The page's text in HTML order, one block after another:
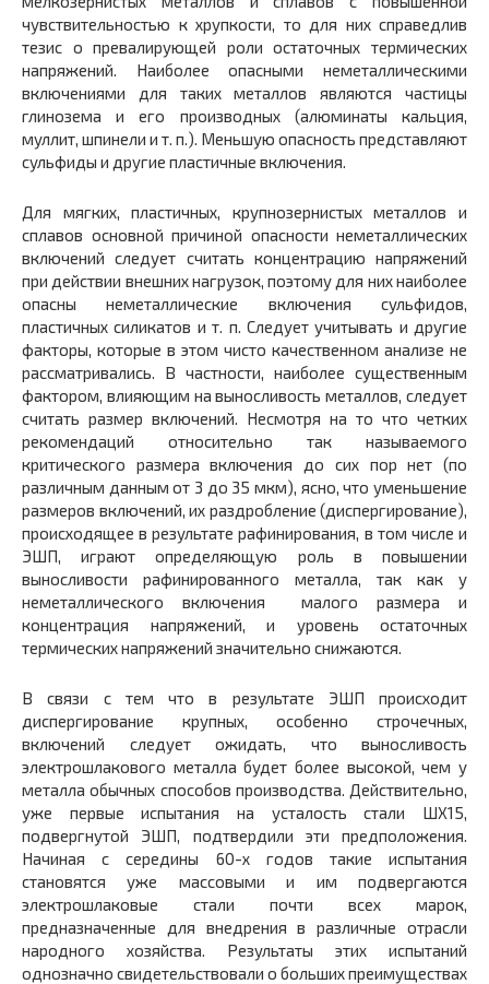
чувствительностью к хрупкости, то для них справедлив
тезис о превалирующей роли остаточных термических
напряжений. Наиболее опасными неметаллическими
включениями для таких металлов являются частицы
глинозема и его производных (алюминаты кальция,
муллит, шпинели и т. п.). Меньшую опасность представляют
сульфиды и другие пластичные включения.
Для мягких, пластичных, крупнозернистых металлов и
сплавов основной причиной опасности неметаллических
включений следует считать концентрацию напряжений
при действии внешних нагрузок, поэтому для них наиболее
опасны неметаллические включения сульфидов,
пластичных силикатов и т. п. Следует учитывать и другие
факторы, которые в этом чисто качественном анализе не
рассматривались. В частности, наиболее существенным
фактором, влияющим на выносливость металлов, следует
считать размер включений. Несмотря на то что четких
рекомендаций относительно так называемого
критического размера включения до сих пор нет (по
различным данным от 3 до 35 мкм), ясно, что уменьшение
размеров включений, их раздробление (диспергирование),
происходящее в результате рафинирования, в том числе и
ЭШП, играют определяющую роль в повышении
выносливости рафинированного металла, так как у
неметаллического включения малого размера и
концентрация напряжений, и уровень остаточных
термических напряжений значительно снижаются.
В связи с тем что в результате ЭШП происходит
диспергирование крупных, особенно строчечных,
включений следует ожидать, что выносливость
электрошлакового металла будет более высокой, чем у
металла обычных способов производства. Действительно,
уже первые испытания на усталость стали ШХ15,
подвергнутой ЭШП, подтвердили эти предположения.
Начиная с середины 60-х годов такие испытания
становятся уже массовыми и им подвергаются
электрошлаковые стали почти всех марок,
предназначенные для внедрения в различные отрасли
народного хозяйства. Результаты этих испытаний
однозначно свидетельствовали о больших преимуществах